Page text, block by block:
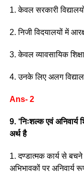
1. केवल सरकारी
2. निजी विदयालयों में
3. केवल व्यावसायिक
4. उनके लिए अलग
Ans- 2
9. ‘निःशल्क एवं अनिवार्य
अर्थ है
1. दण्डात्मक कार्य से
अभिभावकों पर अनिवार्य